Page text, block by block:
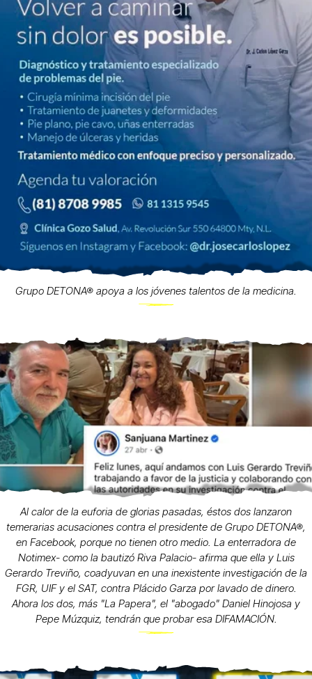
Grupo DETONA® apoya a los jóvenes talentos de la medicina.
Al calor de la euforia de glorias pasadas, éstos dos lanzaron
temerarias acusaciones contra el presidente de Grupo DETONA®,
en Facebook, porque no tienen otro medio. La enterradora de
Notimex- como la bautizó Riva Palacio- afirma que ella y Luis
Gerardo Treviño, coadyuvan en una inexistente investigación de la
FGR, UIF y el SAT, contra Plácido Garza por lavado de dinero.
Ahora los dos, más "La Papera", el "abogado" Daniel Hinojosa y
Pepe Múzquiz, tendrán que probar esa DIFAMACIÓN.